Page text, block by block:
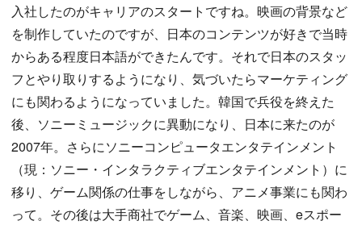
入社したのがキャリアのスタートですね。映画の背景など
を制作していたのですが、日本のコンテンツが好きで当時
からある程度日本語ができたんです。それで日本のスタッ
フとやり取りするようになり、気づいたらマーケティング
にも関わるようになっていました。韓国で兵役を終えた
後、ソニーミュージックに異動になり、日本に来たのが
2007年。さらにソニーコンピュータエンタテインメント
（現：ソニー・インタラクティブエンタテインメント）に
移り、ゲーム関係の仕事をしながら、アニメ事業にも関わ
って。その後は大手商社でゲーム、音楽、映画、eスポー